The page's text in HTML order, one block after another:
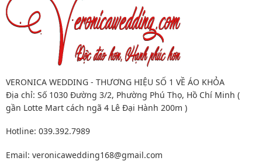
VERONICA WEDDING - THƯƠNG HIỆU SỐ 1 VỀ ÁO KHỎA
Địa chỉ: Số 1030 Đường 3/2, Phường Phú Thọ, Hồ Chí Minh (
gần Lotte Mart cách ngã 4 Lê Đại Hành 200m )
Hotline: 039.392.7989
Email: veronicawedding168@gmail.com